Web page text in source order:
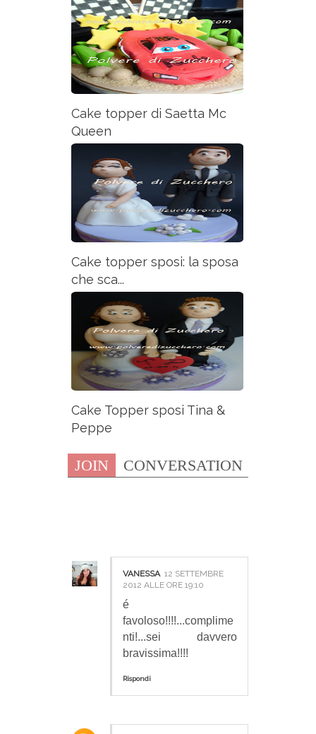
Cake topper di Saetta Mc
Queen
Cake topper sposi: la sposa
che sca...
Cake Topper sposi Tina &
Peppe
JOIN CONVERSATION
VANESSA 12 SETTEMBRE
2012 ALLE ORE 19:10
é
favoloso!!!!...complime
nti!...sei davvero
bravissima!!!!
Rispondi